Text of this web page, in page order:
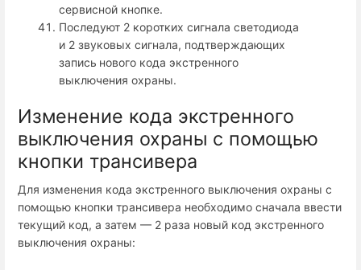
сервисной кнопке.
Последуют 2 коротких сигнала светодиода
и 2 звуковых сигнала, подтверждающих
запись нового кода экстренного
выключения охраны.
Изменение кода экстренного
выключения охраны с помощью
кнопки трансивера
Для изменения кода экстренного выключения охраны с
помощью кнопки трансивера необходимо сначала ввести
текущий код, а затем — 2 раза новый код экстренного
выключения охраны: